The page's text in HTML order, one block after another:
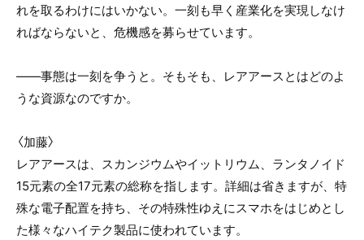
れを取るわけにはいかない。一刻も早く産業化を実現しなけ
ればならないと、危機感を募らせています。
――事態は一刻を争うと。そもそも、レアアースとはどのよ
うな資源なのですか。
〈加藤〉
レアアースは、スカンジウムやイットリウム、ランタノイド
15元素の全17元素の総称を指します。詳細は省きますが、特
殊な電子配置を持ち、その特殊性ゆえにスマホをはじめとし
た様々なハイテク製品に使われています。